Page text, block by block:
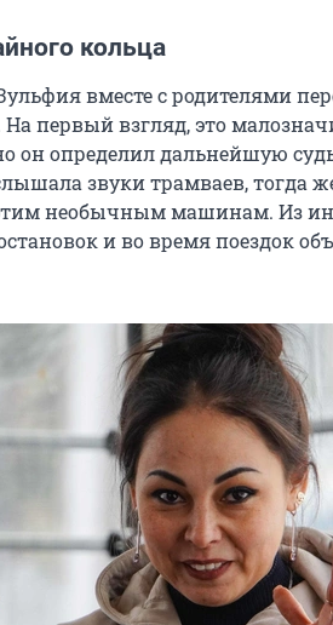
кольца
вместе с родителями
первый взгляд, это
он определил дальнейшую
звуки трамваев, тогда
необычным машинам. Из
и во время поездок